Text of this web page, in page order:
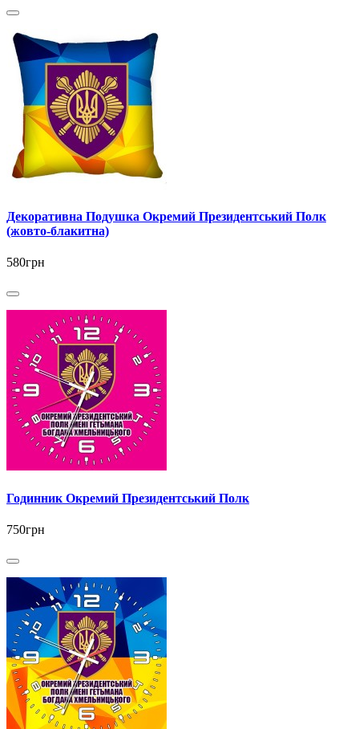
Декоративна Подушка Окремий Президентський Полк
(жовто-блакитна)
580грн
Годинник Окремий Президентський Полк
750грн